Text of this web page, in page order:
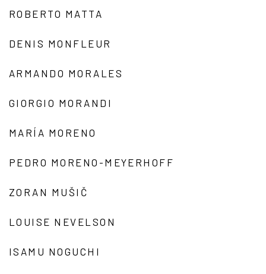
ROBERTO MATTA
DENIS MONFLEUR
ARMANDO MORALES
GIORGIO MORANDI
MARÍA MORENO
PEDRO MORENO-MEYERHOFF
ZORAN MUŠIČ
LOUISE NEVELSON
ISAMU NOGUCHI